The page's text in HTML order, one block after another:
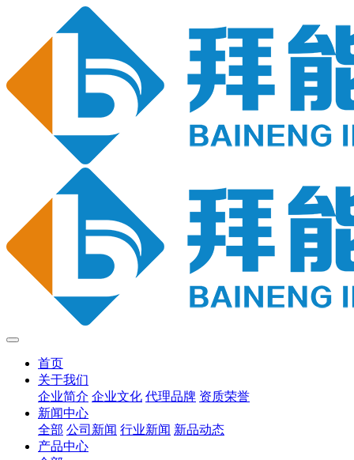
首页
关于我们
企业简介 企业文化 代理品牌 资质荣誉
新闻中心
全部 公司新闻 行业新闻 新品动态
产品中心